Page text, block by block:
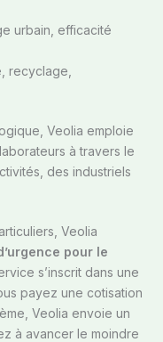
urbain, efficacité
recyclage,
Veolia emploie
à travers le
des industriels
Veolia
pour le
s’inscrit dans une
payez une cotisation
Veolia envoie un
à avancer le moindre